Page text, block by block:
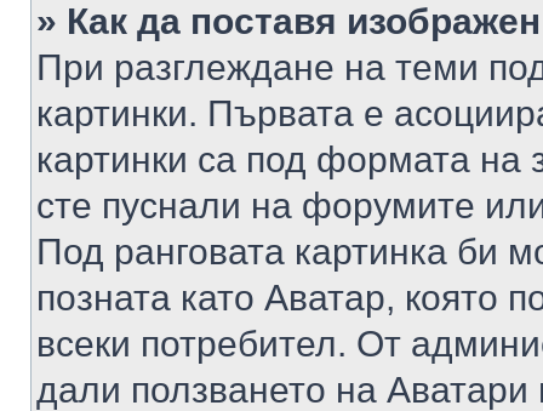
» Как да поставя
При разглеждане на теми
картинки. Първата е
картинки са под формата на
сте пуснали на форумите
Под ранговата картинка би
позната като Аватар, която
всеки потребител. От
дали ползването на